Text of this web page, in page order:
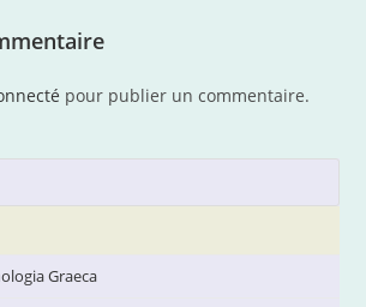
pour publier un commentaire.
Graeca